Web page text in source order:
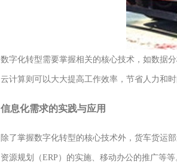
数字化转型需要掌握相关的核心技术，如数据
云计算则可以大大提高工作效率，节省人力和
信息化需求的实践与应用
除了掌握数字化转型的核心技术外，货车货运
资源规划（ERP）的实施、移动办公的推广等